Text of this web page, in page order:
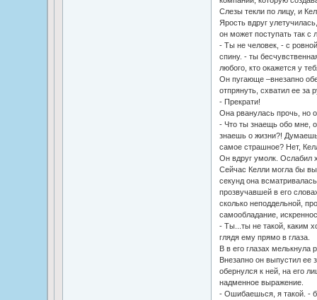
Слезы текли по лицу, и
Ярость вдруг
он может поступать так
- Ты не человек, - с
спину. - ты
любого, кто окажется у
Он пугающе –внезапно
отпрянуть, схватил ее за
- Прекрати!
Она рванулась прочь, но
- Что ты знаещь обо мне,
знаешь о жизни?!
самое страшное? Нет,
Он вдруг умолк. Ослабил
Сейчас Келли могла бы
секунд она
прозвучавшей в его
сколько неподдельной,
самообладание,
- Ты...ты не такой, каким
глядя ему прямо в глаза.
В в его глазах мелькнула
Внезапно он выпустил ее
обернулся к ней, на его
надменное выражение.
- Ошибаешься, я такой. -